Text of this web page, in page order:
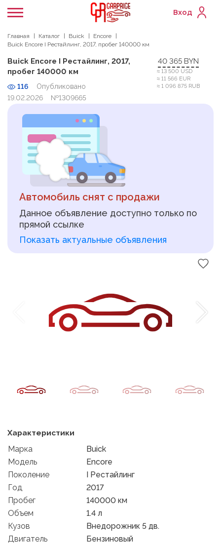
Вход
Главная Каталог Buick
Encore
Buick Encore I Рестайлинг, 2017, пробег 140000 км
Buick Encore I Рестайлинг, 2017,
пробег 140000 км
116
Опубликовано
19.02.2026
№1309665
40 365 BYN
≈ 13 500 USD
≈ 11 566 EUR
≈ 1 096 875 RUB
Автомобиль снят с продажи
Данное объявление доступно только по
прямой ссылке
Показать актуальные объявления
Характеристики
Марка
Buick
Модель
Encore
Поколение
I Рестайлинг
Год
2017
Пробег
140000 км
Объем
1.4 л
Кузов
Внедорожник 5 дв.
Двигатель
Бензиновый